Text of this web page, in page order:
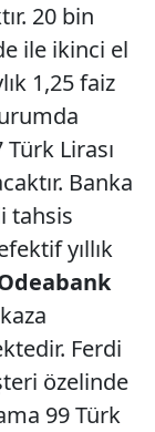
20 bin
ile ikinci el
1,25 faiz
Lirası
Banka
tahsis
yıllık
Ferdi
özelinde
99 Türk